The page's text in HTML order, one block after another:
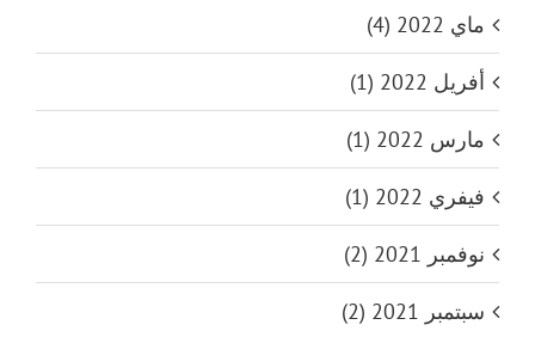
ماي 2022 (4)
أفريل 2022 (1)
مارس 2022 (1)
فيفري 2022 (1)
نوفمبر 2021 (2)
سبتمبر 2021 (2)